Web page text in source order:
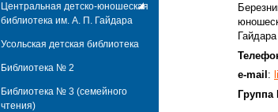
Гайдара
e-mail :
Группа
Центральная детско-юношеская
библиотека им. А. П. Гайдара
Усольская детская библиотека
Библиотека № 2
Библиотека № 3 (cемейного
чтения)